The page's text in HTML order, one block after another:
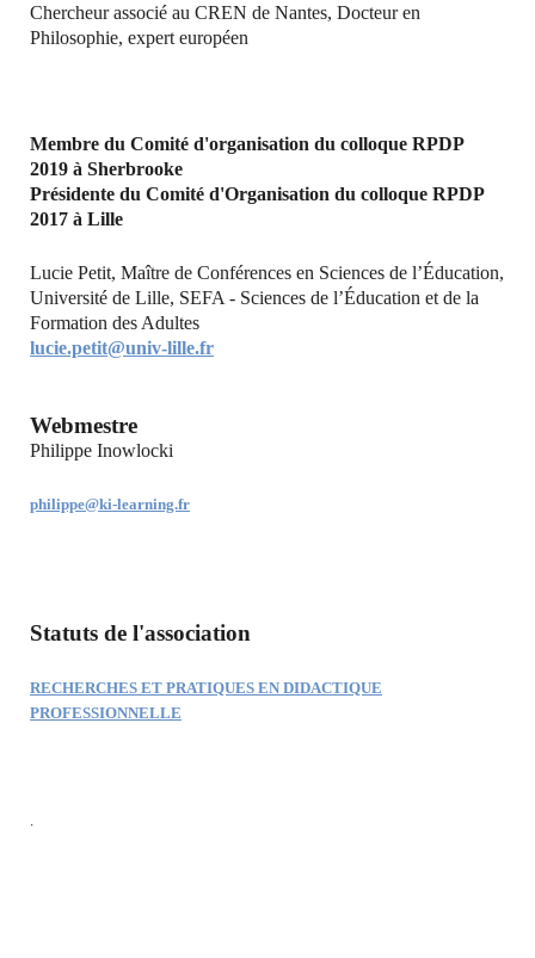
Chercheur associé au CREN de Nantes, Docteur en
Philosophie, expert européen
Membre du Comité d'organisation du colloque RPDP
2019 à Sherbrooke
Présidente du Comité d'Organisation du colloque RPDP
2017 à Lille
Lucie Petit, Maître de Conférences en Sciences de l’Éducation,
Université de Lille, SEFA - Sciences de l’Éducation et de la
Formation des Adultes
lucie.petit@univ-lille.fr
Webmestre
Philippe Inowlocki
philippe@ki-learning.fr
Statuts de l'association
RECHERCHES ET PRATIQUES EN DIDACTIQUE
PROFESSIONNELLE
.